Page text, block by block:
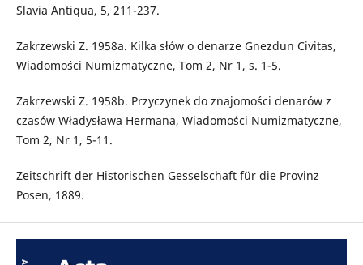
Slavia Antiqua, 5, 211-237.
Zakrzewski Z. 1958a. Kilka słów o denarze Gnezdun Civitas,
Wiadomości Numizmatyczne, Tom 2, Nr 1, s. 1-5.
Zakrzewski Z. 1958b. Przyczynek do znajomości denarów z
czasów Władysława Hermana, Wiadomości Numizmatyczne,
Tom 2, Nr 1, 5-11.
Zeitschrift der Historischen Gesselschaft für die Provinz
Posen, 1889.